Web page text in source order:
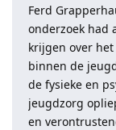
Ferd
onderzoek had
krijgen over
binnen de
de fysieke en
jeugdzorg
en